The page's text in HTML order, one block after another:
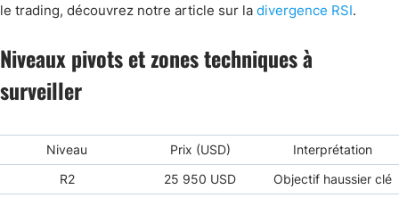
le trading, découvrez notre article sur la divergence RSI.
Niveaux pivots et zones techniques à
surveiller
Niveau Prix (USD)
Interprétation
R2
25 950 USD Objectif haussier clé